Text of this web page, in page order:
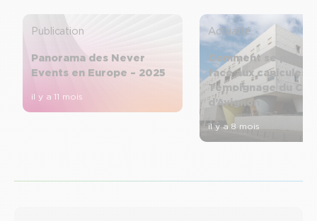
Publication
Panorama des Never
Events en Europe – 2025
il y a 11 mois
Actualité
Comment se
face aux canicules ?
Témoignage du CH
d’Avignon
il y a 8 mois